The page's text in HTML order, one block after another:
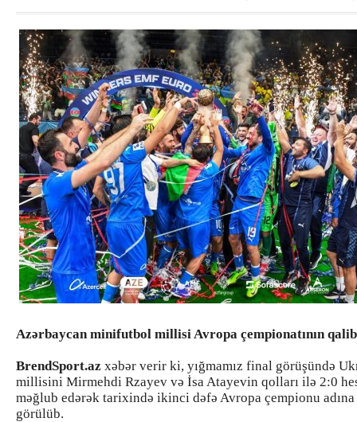
Azərbaycan minifutbol millisi Avropa çempionatının
BrendSport.az xəbər verir ki, yığmamız final görüşündə
millisini Mirmehdi Rzayev və İsa Atayevin qolları ilə 2:0
məğlub edərək tarixində ikinci dəfə Avropa çempionu
görülüb.